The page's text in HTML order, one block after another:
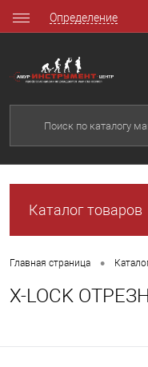
Определение
Каталог товаров
Главная страница •
X-LOCK